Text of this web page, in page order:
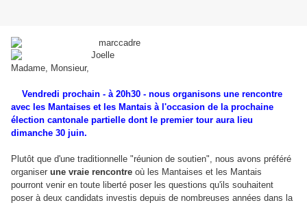
Madame, Monsieur,
Vendredi prochain - à 20h30 - nous organisons une rencontre
avec les Mantaises et les Mantais à l'occasion de la prochaine
élection cantonale partielle dont le premier tour aura lieu
dimanche 30 juin.
Plutôt que d'une traditionnelle "réunion de soutien", nous avons préféré
organiser une vraie rencontre où les Mantaises et les Mantais
pourront venir en toute liberté poser les questions qu'ils souhaitent
poser à deux candidats investis depuis de nombreuses années dans la